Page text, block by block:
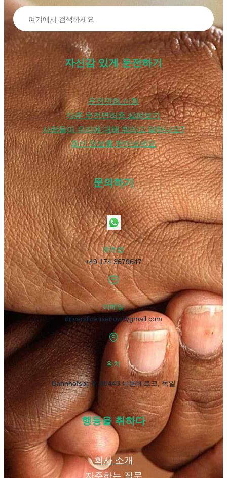
찾
다
자신감 있게 운전하기
운전면허 신청
다른 운전면허증 살펴보기
사람들이 우리에 대해 뭐라고 말하나요?
최신 정보를 받아보세요
행동을 취하다
회사 소개
자주하는 질문
문의하기
왓츠앱
+49 174 3679647
이메일
driverslicensenow@gmail.com
위치
Bahnhofspl. 9, 90443 뉘른베르크, 독일